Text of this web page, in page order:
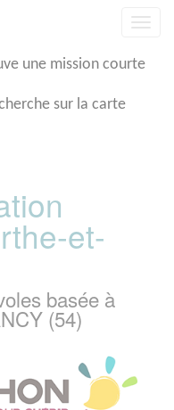
une mission courte
sur la carte
et-
basée à
(54)